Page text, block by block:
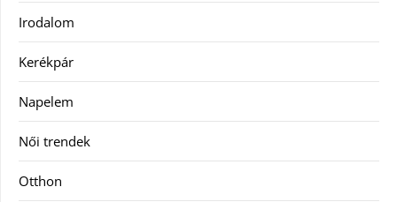
Irodalom
Kerékpár
Napelem
Női trendek
Otthon